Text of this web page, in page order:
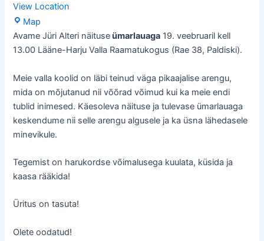
View Location
Map
Harju
Valla
Avame Jüri Alteri näituseümarlauaga 19. veebruaril kell
13.00 Lääne-Harju Valla Raamatukogus (Rae 38, Paldiski).
Meie valla koolid on läbi teinud väga pikaajalise arengu,
mida on mõjutanud nii võõrad võimud kui ka meie endi
tublid inimesed. Käesoleva näituse ja tulevase ümarlauaga
keskendume nii selle arengu algusele ja ka üsna lähedasele
minevikule.
Tegemist on harukordse võimalusega kuulata, küsida ja
kaasa rääkida!
Üritus on tasuta!
Olete oodatud!